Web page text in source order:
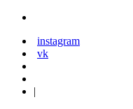
instagram
vk
|